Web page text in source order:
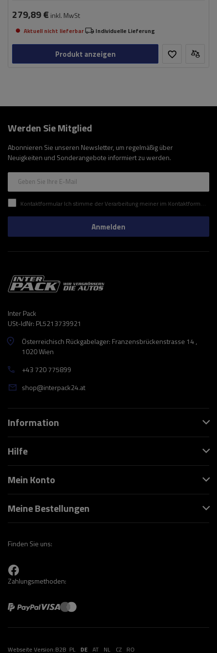
279,89 € inkl. MwSt
Aktuell nicht lieferbar Individuelle Lieferung
Produkt anzeigen
Werden Sie Mitglied
Abonnieren Sie unseren Newsletter, um regelmäßig über
Neuigkeiten und Sonderangebote informiert zu werden.
Geben Sie Ihre E-Mail
Kontaktformular Ich stimme der Verarbeitung meiner im Kontaktformular enthaltenen personenbezogenen Daten gemäß der Verordnung (EU) des Europäischen Parlaments und des Rates zu.
Anmelden
Inter Pack
USt-IdNr: PL5213739921
Österreichisch Rückgabelager: Franzensbrückenstrasse 14 ,
1020 Wien
+43 720 775899
shop@interpack24.at
Information
Hilfe
Mein Konto
Meine Bestellungen
Finden Sie uns:
Zahlungsmethoden:
Webseite Version:B2B PL DE AT NL CZ RO